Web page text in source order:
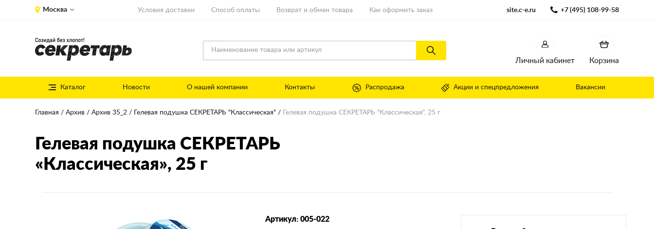
Москва Условия доставки Способ оплаты Возврат и обмен товара Как оформить заказ site.c-e.ru +7 (495) 108-99-58
Личный кабинет Корзина
Каталог Новости О нашей компании Контакты Распродажа Акции и спецпредложения Вакансии
Главная Архив Архив 35_2 Гелевая подушка СЕКРЕТАРЬ "Классическая" Гелевая подушка СЕКРЕТАРЬ "Классическая", 25 г
Гелевая подушка СЕКРЕТАРЬ
«Классическая», 25 г
Артикул: 005-022